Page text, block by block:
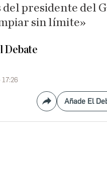
del presidente del
sin límite»
Debate
Compartir
Añade El